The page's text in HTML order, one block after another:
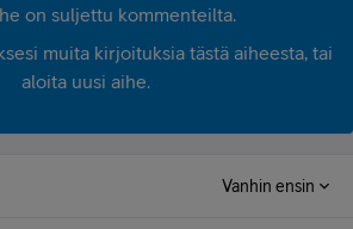
on suljettu kommenteilta.
muita kirjoituksia tästä aiheesta, tai
aloita uusi aihe.
Vanhin ensin